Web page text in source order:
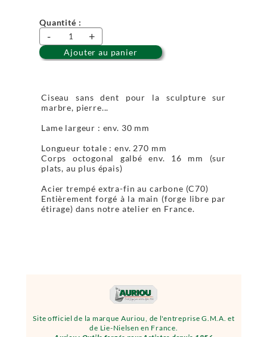
Site officiel de la marque Auriou, de l'entreprise G.M.A. et
de Lie-Nielsen en France.
Quantité :
- +
Ajouter au panier
Ciseau sans dent pour la sculpture sur
marbre, pierre...
Lame largeur : env. 30 mm
Longueur totale : env. 270 mm
Corps octogonal galbé env. 16 mm (sur
plats, au plus épais)
Acier trempé extra-fin au carbone (C70)
Entièrement forgé à la main (forge libre par
étirage) dans notre atelier en France.